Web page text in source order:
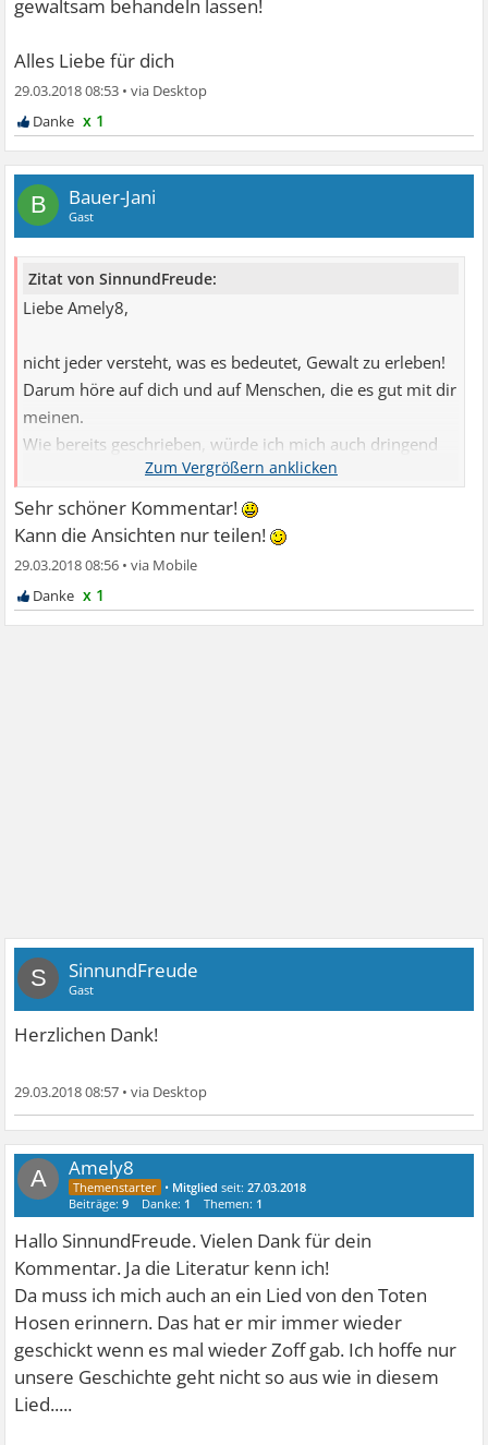
gewaltsam behandeln lassen!
Alles Liebe für dich
29.03.2018 08:53 •
x 1
B Bauer-Jani
Gast
Zitat von SinnundFreude:
Liebe Amely8,
nicht jeder versteht, was es bedeutet, Gewalt zu erleben!
Darum höre auf dich und auf Menschen, die es gut mit dir
meinen.
Wie bereits geschrieben, würde ich mich auch dringend
an eine Beratungsstelle wenden, denn da wirst du auch
die nötige Kraft bekommen, dich zur Wehr zu setzen.
Kennst du die Literatur: Dr. Jekyll und Mr.Hyde - finde ich
denken...
Sehr schöner Kommentar!
Kann die Ansichten nur teilen!
29.03.2018 08:56 •
x 1
S SinnundFreude
Gast
Herzlichen Dank!
29.03.2018 08:57 •
A Amely8
• Mitglied seit:27.03.2018
Beiträge:9 Danke: 1 Themen: 1
Hallo SinnundFreude. Vielen Dank für dein
Kommentar. Ja die Literatur kenn ich!
Da muss ich mich auch an ein Lied von den Toten
Hosen erinnern. Das hat er mir immer wieder
geschickt wenn es mal wieder Zoff gab. Ich hoffe nur
unsere Geschichte geht nicht so aus wie in diesem
Lied.....